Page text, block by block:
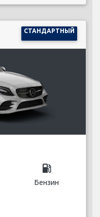
СТАНДАРТНЫЙ
local_gas_station
Бензин